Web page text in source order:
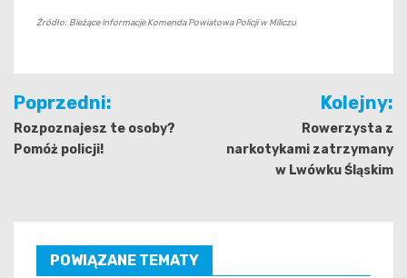
Źródło: Bieżące informacje Komenda Powiatowa Policji w Miliczu
Nawigacja
wpisu
Poprzedni:
Rozpoznajesz te osoby?
Pomóż policji!
Kolejny:
Rowerzysta z
narkotykami zatrzymany
w Lwówku Śląskim
POWIĄZANE TEMATY